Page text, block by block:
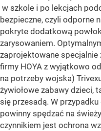
w szkole i po lekcjach
bezpieczne, czyli odporne
pokryte dodatkową
zarysowaniem.
zaprojektowane
firmy HOYA z wyjątkowo
na potrzeby wojska)
żywiołowe zabawy dzieci,
się przesadą. W
powinny spędzać na
czynnikiem jest ochrona